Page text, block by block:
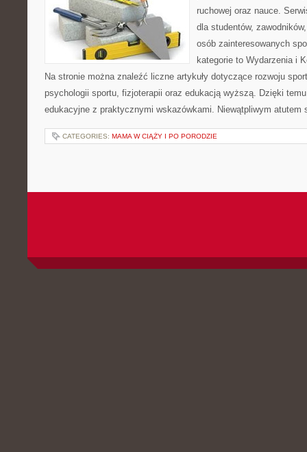
ruchowej oraz nauce.
dla studentów,
osób zainteresowanych
kategorie to Wydarzenia i
Na stronie można znaleźć liczne artykuły dotyczące rozwoju
psychologii sportu, fizjoterapii oraz edukacją wyższą. Dzięki
edukacyjne z praktycznymi wskazówkami. Niewątpliwym
CATEGORIES: MAMA W CIĄŻY I PO PORODZIE